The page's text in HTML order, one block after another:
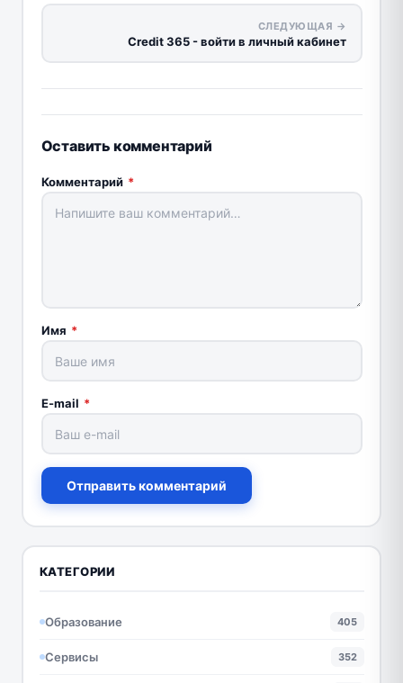
СЛЕДУЮЩАЯ →
Credit 365 - войти в личный кабинет
Оставить комментарий
Комментарий *
Имя *
E-mail *
Отправить комментарий
КАТЕГОРИИ
Образование 405
Сервисы 352